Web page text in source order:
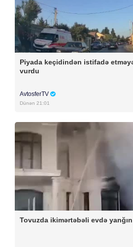
Piyada keçidindən istifadə
vurdu
AvtosferTV
Dünən 21:01
Tovuzda ikimərtəbəli evdə yanğın